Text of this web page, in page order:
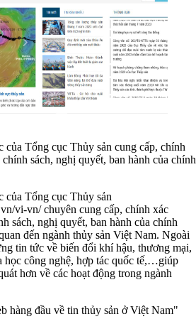
của Tổng cục Thủy sản cung cấp, chính
sách, nghị quyết, ban hành của chính
của Tổng cục Thủy sản
vi-vn/ chuyên cung cấp, chính xác
sách, nghị quyết, ban hành của chính
đến ngành thủy sản Việt Nam. Ngoài
tin tức về biến đổi khí hậu, thương mại,
học công nghệ, hợp tác quốc tế,…giúp
hơn về các hoạt động trong ngành
hàng đầu về tin thủy sản ở Việt Nam"